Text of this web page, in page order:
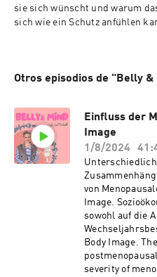
sie sich wünscht und warum
Otros episodios de "Belly
Einfluss der
Image
1/8/2024
von
Image.
sowohl auf die
Body Image.
severity of